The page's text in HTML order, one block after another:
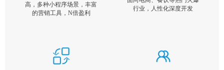
高，多种小程序场景，丰富
的营销工具，N倍盈利
行业，人性化深度开发